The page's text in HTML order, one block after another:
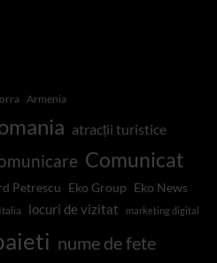
Armenia
atracții turistice
Comunicat
Petrescu Eko Group Eko News
Italia locuri de vizitat marketing digital
nume de fete